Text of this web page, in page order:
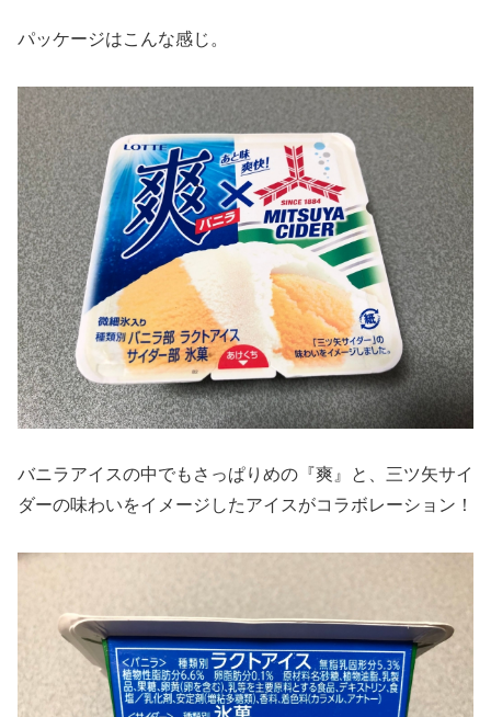
パッケージはこんな感じ。
バニラアイスの中でもさっぱりめの『爽』と、三ツ矢サイ
ダーの味わいをイメージしたアイスがコラボレーション！